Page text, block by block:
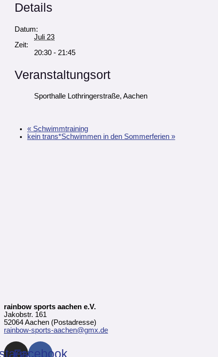
Details
Datum:
Juli 23
Zeit:
20:30 - 21:45
Veranstaltungsort
Sporthalle Lothringerstraße, Aachen
«Schwimmtraining
kein trans*Schwimmen in den Sommerferien »
rainbow sports aachen e.V.
Jakobstr. 161
52064 Aachen (Postadresse)
rainbow-sports-aachen@gmx.de
Facebook